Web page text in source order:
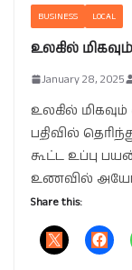
BUSINESS LOCAL
உலகில்
January 28, 2025
உலகில்
பதிவில்
கூட்ட உப்பு
உணவில்
Share this: